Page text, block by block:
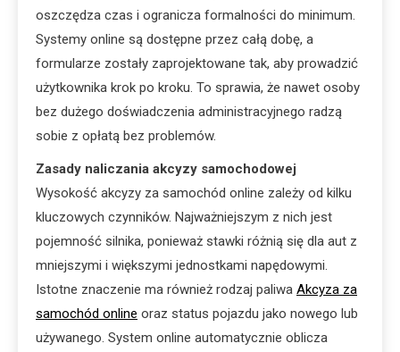
oszczędza czas i ogranicza formalności do minimum.
Systemy online są dostępne przez całą dobę, a
formularze zostały zaprojektowane tak, aby prowadzić
użytkownika krok po kroku. To sprawia, że nawet osoby
bez dużego doświadczenia administracyjnego radzą
sobie z opłatą bez problemów.
Zasady naliczania akcyzy samochodowej
Wysokość akcyzy za samochód online zależy od kilku
kluczowych czynników. Najważniejszym z nich jest
pojemność silnika, ponieważ stawki różnią się dla aut z
mniejszymi i większymi jednostkami napędowymi.
Istotne znaczenie ma również rodzaj paliwa Akcyza za
samochód online oraz status pojazdu jako nowego lub
używanego. System online automatycznie oblicza